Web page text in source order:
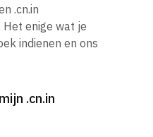
.cn.in
Het enige wat je
indienen en ons
.cn.in